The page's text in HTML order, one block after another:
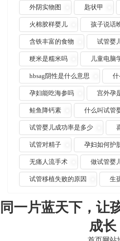
外阴实物图 匙状甲
火棉胶样婴儿 孩子说话
含铁丰富的食物 试管婴
粳米是糯米吗 儿童电脑
hbsag阴性是什么意思
孕妇能吃海参吗 宫外孕
鲑鱼降钙素 什么叫试管
试管婴儿成功率是多少
试管对精子 孕妇如何护
无痛人流手术 做试管婴
试管移植失败的原因 生
同一片蓝天下，让
成长